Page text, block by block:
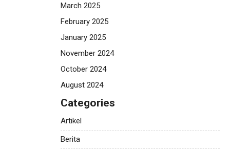
March 2025
February 2025
January 2025
November 2024
October 2024
August 2024
Categories
Artikel
Berita